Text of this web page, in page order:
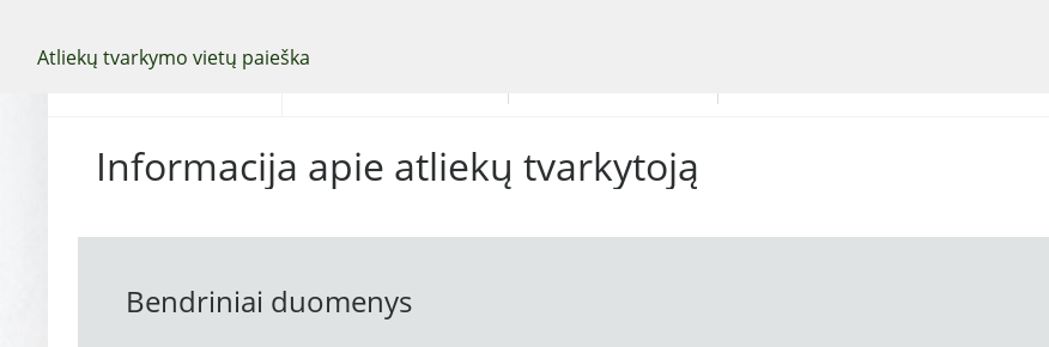
Atliekų tvarkymo vietų paieška
Pasirinkite
Informacija apie atliekų tvarkytoją
Bendriniai duomenys